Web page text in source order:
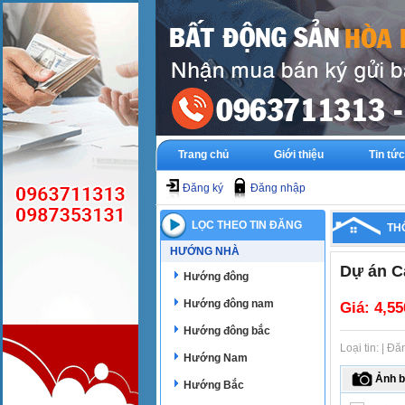
Trang chủ Giới thiệu Tin tức
Đăng ký Đăng nhập
LỌC THEO TIN ĐĂNG
HƯỚNG NHÀ
Hướng đông
Hướng đông nam
Hướng đông bắc
Hướng Nam
Hướng Bắc
Dự án
Giá:
Loại tin: |
Ảnh